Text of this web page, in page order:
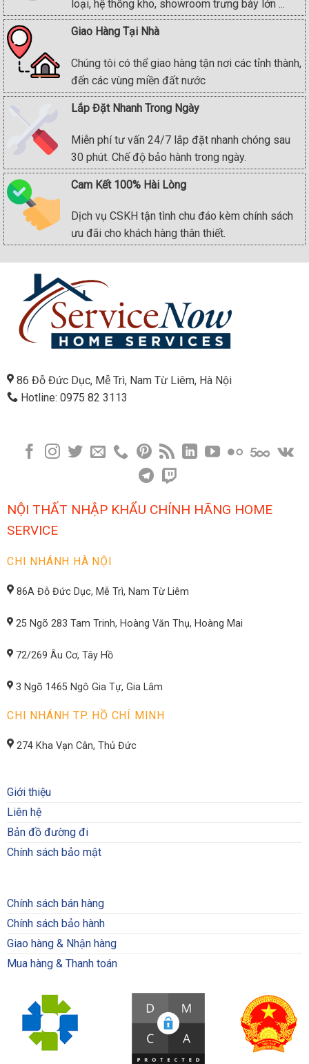
loại, hệ thống kho, showroom trưng bày lớn ...
Giao Hàng Tại Nhà
Chúng tôi có thể giao hàng tận nơi các tỉnh thành,
đến các vùng miền đất nước
Lắp Đặt Nhanh Trong Ngày
Miễn phí tư vấn 24/7 lắp đặt nhanh chóng sau
30 phút. Chế độ bảo hành trong ngày.
Cam Kết 100% Hài Lòng
Dịch vụ CSKH tận tình chu đáo kèm chính sách
ưu đãi cho khách hàng thân thiết.
86 Đỗ Đức Dục, Mễ Trì, Nam Từ Liêm, Hà Nội
Hotline: 0975 82 3113
NỘI THẤT NHẬP KHẨU CHÍNH HÃNG HOME
SERVICE
CHI NHÁNH HÀ NỘI
86A Đỗ Đức Dục, Mễ Trì, Nam Từ Liêm
25 Ngõ 283 Tam Trinh, Hoàng Văn Thụ, Hoàng Mai
72/269 Âu Cơ, Tây Hồ
3 Ngõ 1465 Ngô Gia Tự, Gia Lâm
CHI NHÁNH TP. HỒ CHÍ MINH
274 Kha Vạn Cân, Thủ Đức
Giới thiệu
Liên hệ
Bản đồ đường đi
Chính sách bảo mật
Chính sách bán hàng
Chính sách bảo hành
Giao hàng & Nhận hàng
Mua hàng & Thanh toán